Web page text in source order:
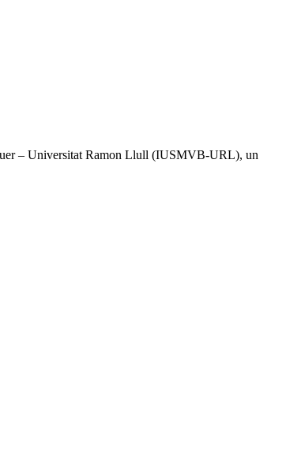
– Universitat Ramon Llull (IUSMVB-URL), un